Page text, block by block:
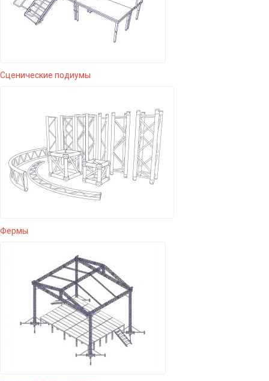
Сценические подиумы
Фермы